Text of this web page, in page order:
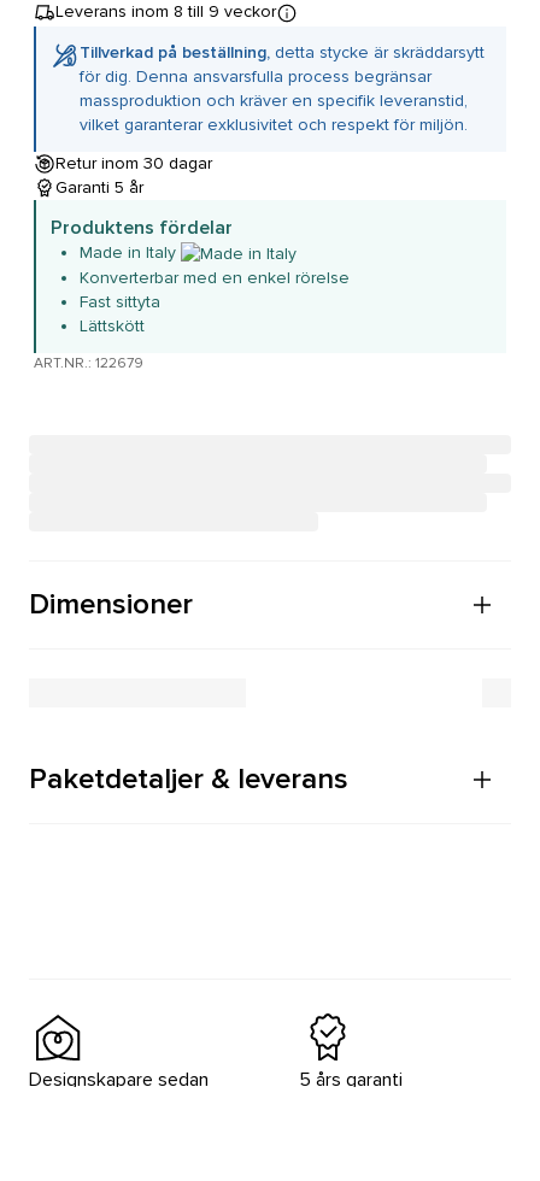
Leverans inom 8 till 9 veckor
Tillverkad på beställning,detta stycke är skräddarsytt
för dig. Denna ansvarsfulla process begränsar
massproduktion och kräver en specifik leveranstid,
vilket garanterar exklusivitet och respekt för miljön.
Retur inom 30 dagar
Garanti 5 år
Produktens fördelar
Made in Italy
Konverterbar med en enkel rörelse
Fast sittyta
Lättskött
ART.NR.: 122679
Dimensioner
Paketdetaljer & leverans
Designskapare sedan
5 års garanti